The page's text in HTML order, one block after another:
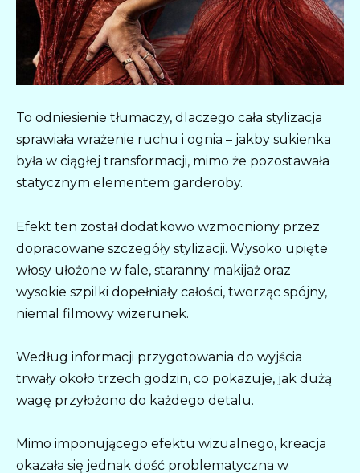
To odniesienie tłumaczy, dlaczego cała stylizacja
sprawiała wrażenie ruchu i ognia – jakby sukienka
była w ciągłej transformacji, mimo że pozostawała
statycznym elementem garderoby.
Efekt ten został dodatkowo wzmocniony przez
dopracowane szczegóły stylizacji. Wysoko upięte
włosy ułożone w fale, staranny makijaż oraz
wysokie szpilki dopełniały całości, tworząc spójny,
niemal filmowy wizerunek.
Według informacji przygotowania do wyjścia
trwały około trzech godzin, co pokazuje, jak dużą
wagę przyłożono do każdego detalu.
Mimo imponującego efektu wizualnego, kreacja
okazała się jednak dość problematyczna w